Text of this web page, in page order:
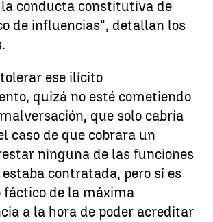
conducta constitutiva de
de influencias", detallan los
ese ilícito
quizá no esté cometiendo
que solo cabría
caso de que cobrara un
ninguna de las funciones
contratada, pero sí es
fáctico de la máxima
a la hora de poder acreditar